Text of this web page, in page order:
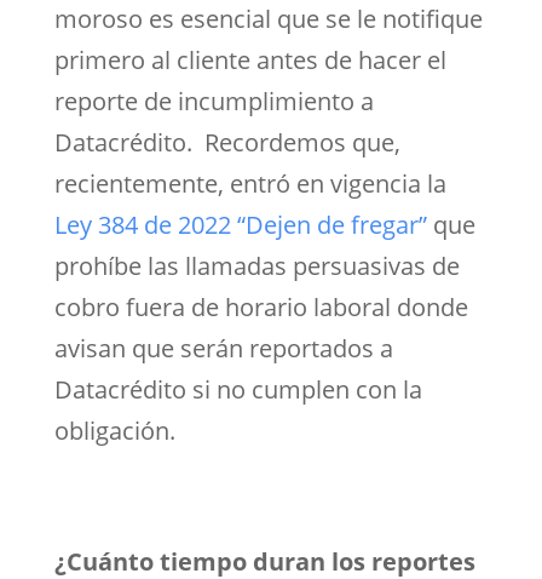
moroso es esencial que se le notifique
primero al cliente antes de hacer el
reporte de incumplimiento a
Datacrédito. Recordemos que,
recientemente, entró en vigencia la
Ley 384 de 2022 “Dejen de fregar” que
prohíbe las llamadas persuasivas de
cobro fuera de horario laboral donde
avisan que serán reportados a
Datacrédito si no cumplen con la
obligación.
¿Cuánto tiempo duran los reportes